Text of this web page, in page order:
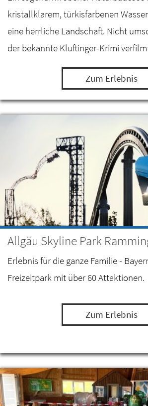
kristallklarem, türkisfarbenen
eine herrliche Landschaft. Nicht
der bekannte Kluftinger-Krimi
Zum Erlebnis
Allgäu Skyline Park
Erlebnis für die ganze Familie -
Freizeitpark mit über 60 Attaktionen.
Zum Erlebnis